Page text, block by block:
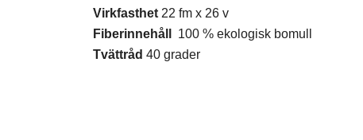
Virkfasthet 22 fm x 26 v
Fiberinnehåll
100 % ekologisk bomull
Tvättråd 40 grader